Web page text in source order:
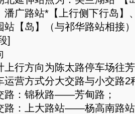
潘广路站*【上行侧下行岛】
站【岛】（与祁华路站相接
]
方向为陈太路停车场往芳
方式分大交路与小交路2
：锦秋路——芳甸路；
：上大路站——杨高南路